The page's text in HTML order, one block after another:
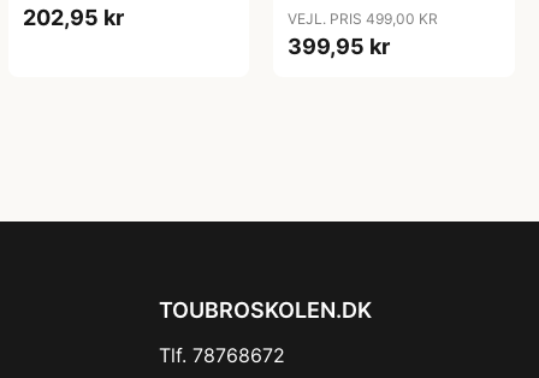
202,95 kr VEJL. PRIS 499,00 KR
399,95 kr
TOUBROSKOLEN.DK
Tlf. 78768672